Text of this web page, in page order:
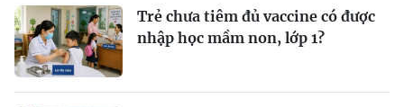
Trẻ chưa tiêm đủ vaccine có được
nhập học mầm non, lớp 1?